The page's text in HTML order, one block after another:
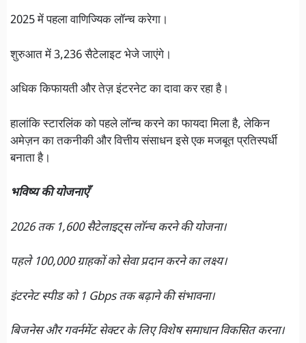
2025 में पहला वाणिज्यिक लॉन्च करेगा।
शुरुआत में 3,236 सैटेलाइट भेजे जाएंगे।
अधिक किफायती और तेज़ इंटरनेट का दावा कर रहा है।
हालांकि स्टारलिंक को पहले लॉन्च करने का फायदा मिला है, लेकिन
अमेज़न का तकनीकी और वित्तीय संसाधन इसे एक मजबूत प्रतिस्पर्धी
बनाता है।
भविष्य की योजनाएँ
2026 तक 1,600 सैटेलाइट्स लॉन्च करने की योजना।
पहले 100,000 ग्राहकों को सेवा प्रदान करने का लक्ष्य।
इंटरनेट स्पीड को 1 Gbps तक बढ़ाने की संभावना।
बिजनेस और गवर्नमेंट सेक्टर के लिए विशेष समाधान विकसित करना।